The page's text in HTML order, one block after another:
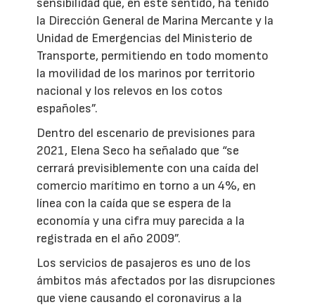
la Dirección General de Marina Mercante y la
Unidad de Emergencias del Ministerio de
Transporte, permitiendo en todo momento
la movilidad de los marinos por territorio
nacional y los relevos en los cotos
españoles”.
Dentro del escenario de previsiones para
2021, Elena Seco ha señalado que “se
cerrará previsiblemente con una caída del
comercio marítimo en torno a un 4%, en
línea con la caída que se espera de la
economía y una cifra muy parecida a la
registrada en el año 2009”.
Los servicios de pasajeros es uno de los
ámbitos más afectados por las disrupciones
que viene causando el coronavirus a la